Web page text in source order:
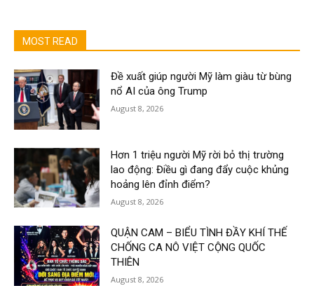
MOST READ
Đề xuất giúp người Mỹ làm giàu từ bùng
nổ AI của ông Trump
August 8, 2026
Hơn 1 triệu người Mỹ rời bỏ thị trường
lao động: Điều gì đang đẩy cuộc khủng
hoảng lên đỉnh điểm?
August 8, 2026
QUẬN CAM – BIỂU TÌNH ĐẦY KHÍ THẾ
CHỐNG CA NÔ VIỆT CỘNG QUỐC
THIÊN
August 8, 2026